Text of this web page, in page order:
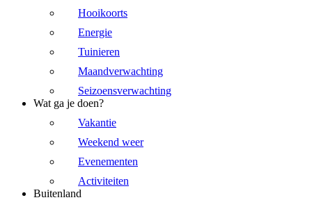
Hooikoorts
Energie
Tuinieren
Maandverwachting
Seizoensverwachting
Wat ga je doen?
Vakantie
Weekend weer
Evenementen
Activiteiten
Buitenland